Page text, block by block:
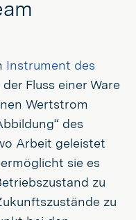
Instrument des
Fluss einer Ware
Wertstrom
des
Arbeit geleistet
sie es
zu
zu